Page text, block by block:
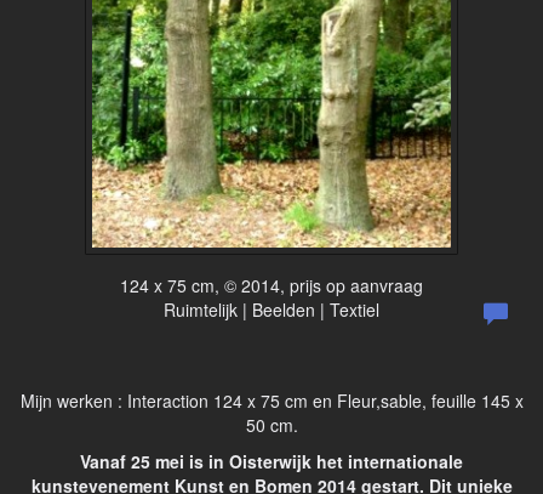
124 x 75 cm, © 2014, prijs op aanvraag
Ruimtelijk | Beelden | Textiel
Mijn werken : Interaction 124 x 75 cm en Fleur,sable, feuille 145 x
50 cm.
Vanaf 25 mei is in Oisterwijk het internationale
kunstevenement Kunst en Bomen 2014 gestart. Dit unieke